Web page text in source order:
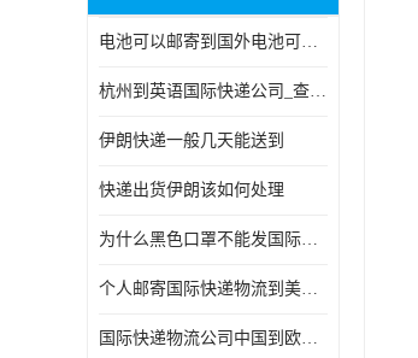
电池可以邮寄到国外电池可以发国际物流手机电池可以邮寄到国外
杭州到英语国际快递公司_查国际快递
伊朗快递一般几天能送到
快递出货伊朗该如何处理
为什么黑色口罩不能发国际快递 国际寄口罩快递需要填写信息
个人邮寄国际快递物流到美加墨西哥英国比利时荷兰波兰意大利
国际快递物流公司中国到欧洲英国法国德国能寄铁路空运海运